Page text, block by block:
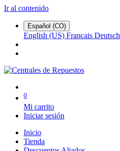
Ir al contenido
Español (CO)
English (US) Français Deutsch
0
Mi carrito
Iniciar sesión
Inicio
Tienda